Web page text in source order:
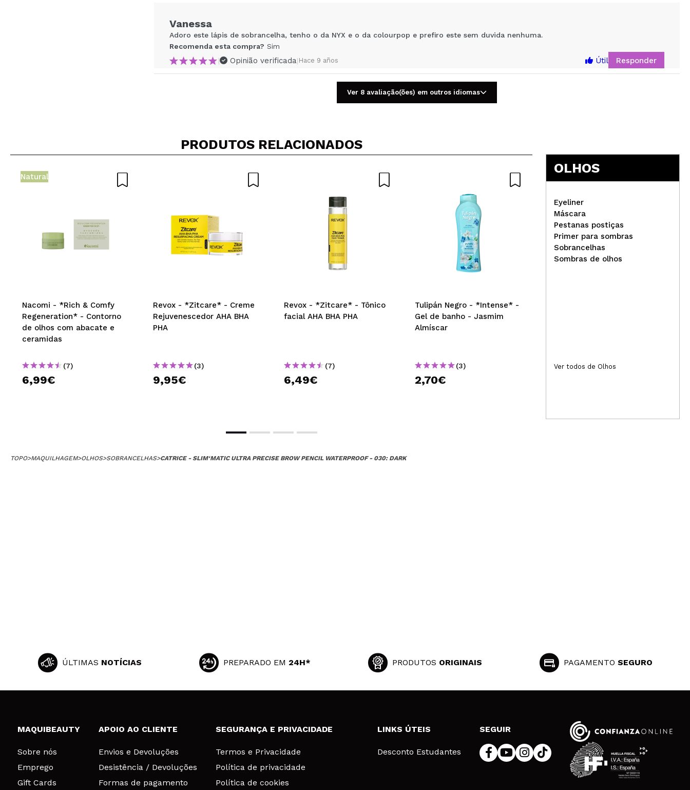
ENVIAR
Vanessa
Adoro este lápis de sobrancelha, tenho o da NYX e o da colourpop e prefiro este sem duvida nenhuma.
Recomenda esta compra? Sim
|
Opinião verificada| Hace 9 años Útil Responder
Ver 8 avaliação(ões) em outros idiomas
PRODUTOS RELACIONADOS
Natural
Nacomi - *Rich & Comfy
Regeneration* - Contorno
de olhos com abacate e
ceramidas
(7)
6,99€
Revox - *Zitcare* - Creme
Rejuvenescedor AHA BHA
PHA
(3)
9,95€
Revox - *Zitcare* - Tônico
facial AHA BHA PHA
(7)
6,49€
Tulipán Negro - *Intense* -
Gel de banho - Jasmim
Almíscar
(3)
2,70€
Jovo - Batom Líquido Efeito
Vinil - 01: Rust
(1)
OLHOS
Eyeliner
Máscara
Pestanas postiças
Primer para sombras
Sobrancelhas
Sombras de olhos
Ver todos de Olhos
TOPO>MAQUILHAGEM>OLHOS>SOBRANCELHAS>CATRICE - SLIM‘MATIC ULTRA PRECISE BROW PENCIL WATERPROOF - 030: DARK
ÚLTIMAS NOTÍCIAS PREPARADO EM 24H* PRODUTOS ORIGINAIS PAGAMENTOSEGURO
MAQUIBEAUTY
Sobre nós
Emprego
Gift Cards
APOIO AO CLIENTE
Envios e Devoluções
Desistência / Devoluções
Formas de pagamento
SEGURANÇA E PRIVACIDADE
Termos e Privacidade
Política de privacidade
Política de cookies
LINKS ÚTEIS
Desconto Estudantes
SEGUIR